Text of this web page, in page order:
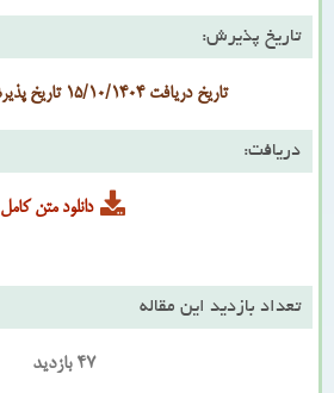
تاریخ پذیرش:
تاریخ دریافت 15/10/1404 تاریخ پذیرش 1405/02/26
دریافت:
دانلود متن کامل
تعداد بازدید این مقاله
47 بازدید